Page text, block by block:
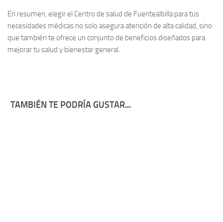
En resumen, elegir el Centro de salud de Fuentealbillapara tus
necesidades médicas no solo asegura atención de alta calidad, sino
que también te ofrece un conjunto de beneficios diseñados para
mejorar tu salud y bienestar general.
TAMBIÉN TE PODRÍA GUSTAR...